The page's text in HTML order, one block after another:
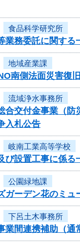
食品科学研究所
業務委託に関する
地域産業課
南側法面災害復
流域浄水事務所
交付金事業（防
入札公告
岐南工業高等学校
び設置工事に係る
公園緑地課
ガーデン花のミ
下呂土木事務所
業間連携補助（